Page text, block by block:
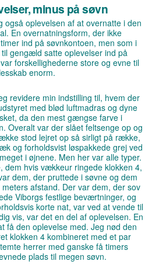
minus på søvn
også oplevelsen af at overnatte i den
En overnatningsform, der ikke
ind på søvnkontoen, men som i
gengæld satte oplevelser ind på
forskellighederne store og evne til
enorm.
revidere min indstilling til, hvem der
med blød luftmadras og dyne
da den mest gængse farve i
Overalt var der slået feltsenge op og
stod lejret op så sirligt på række,
og forholdsvist løspakkede grej ved
i øjnene. Men her var alle typer.
dem hvis vækkeur ringede klokken 4,
dem, der pruttede i søvne og dem
afstand. Der var dem, der sov
Viborgs festlige beværtninger, og
korte nat, var ved at vende til
vis, var det en del af oplevelsen. En
få den oplevelse med. Jeg nød den
klokken 4 kombineret med et par
herrer med ganske få timers
plads til megen søvn.